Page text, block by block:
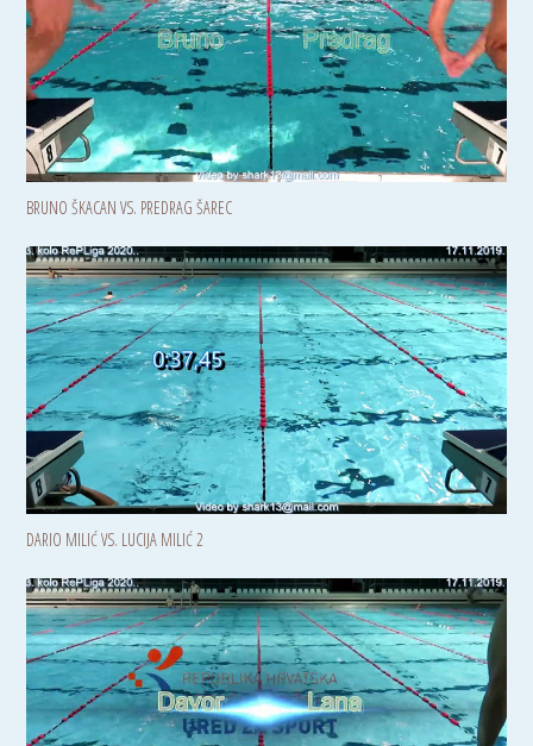
BRUNO ŠKACAN VS. PREDRAG ŠAREC
DARIO MILIĆ VS. LUCIJA MILIĆ 2